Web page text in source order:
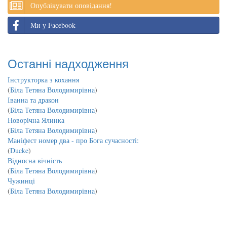
Опублікувати оповідання!
Ми у Facebook
Останні надходження
Інструкторка з кохання
(Біла Тетяна Володимирівна)
Іванна та дракон
(Біла Тетяна Володимирівна)
Новорічна Ялинка
(Біла Тетяна Володимирівна)
Маніфест номер два - про Бога сучасності:
(Ducke)
Відносна вічність
(Біла Тетяна Володимирівна)
Чужинці
(Біла Тетяна Володимирівна)